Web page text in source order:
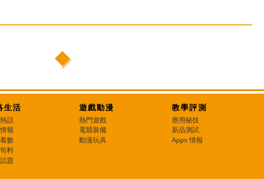
生活
話
報
數
料
題
遊戲動漫
熱門遊戲
電競裝備
動漫玩具
教學評測
應用秘技
新品測試
Apps 情報